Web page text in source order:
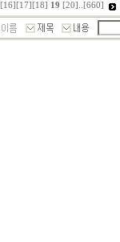
[16] [17] [18] 19 [20] [660]